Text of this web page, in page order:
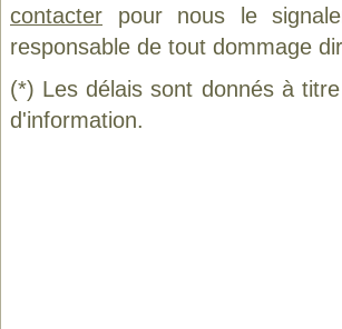
contacter pour nous le
responsable de tout dommage
(*) Les délais sont donnés à
d'information.